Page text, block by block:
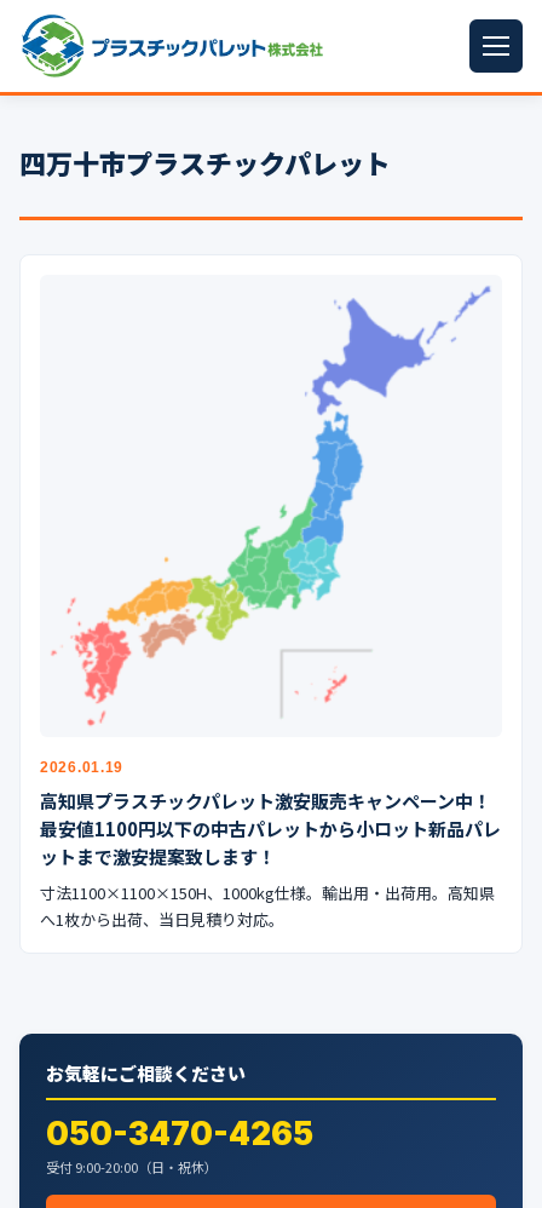
パレットサイズ
プラパレット ▼
会社案内
🇹🇼🇻🇳
四万十市プラスチックパレット
2026.01.19
高知県プラスチックパレット激安販売キャンペーン中！
最安値1100円以下の中古パレットから小ロット新品パレ
ットまで激安提案致します！
寸法1100×1100×150H、1000kg仕様。輸出用・出荷用。高知県
へ1枚から出荷、当日見積り対応。
お気軽にご相談ください
050-3470-4265
受付 9:00-20:00（日・祝休）